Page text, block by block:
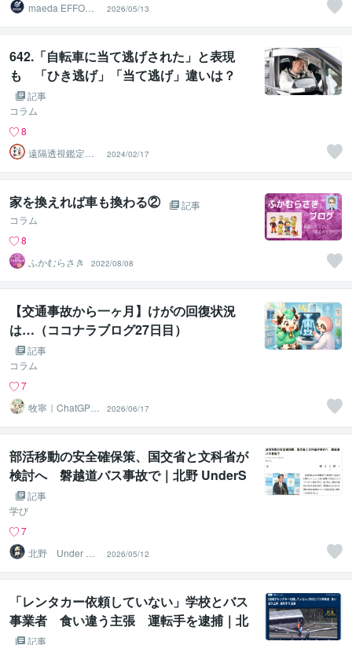
maeda EFFORK
2026/05/13
642.「自転車に当て逃げされた」と表現
も 「ひき逃げ」「当て逃げ」違いは？
記事
コラム
8
遠隔透視鑑定
師・すずか✡
2024/02/17
家を換えれば車も換わる②
記事
コラム
8
ふかむらさき
2022/08/08
【交通事故から一ヶ月】けがの回復状況
は…（ココナラブログ27日目）
記事
コラム
7
牧寧｜ChatGPT
初心者サポート
2026/06/17
部活移動の安全確保策、国交省と文科省が
検討へ 磐越道バス事故で｜北野 UnderS
hield代表 の見解
記事
学び
7
北野 Under Shi
eld代表
2026/05/12
「レンタカー依頼していない」学校とバス
事業者 食い違う主張 運転手を逮捕｜北
野 UnderShield代表 の見解
記事